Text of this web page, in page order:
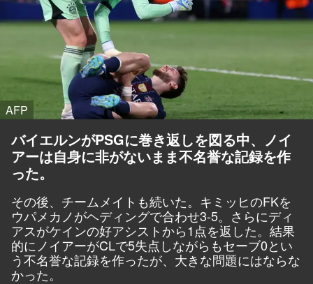
AFP
バイエルンがPSGに巻き返しを図る中、ノイ
アーは自身に非がないまま不名誉な記録を作
った。
その後、チームメイトも続いた。キミッヒのFKを
ウパメカノがヘディングで合わせ3-5。さらにディ
アスがケインの好アシストから1点を返した。結果
的にノイアーがCLで5失点しながらもセーブ0とい
う不名誉な記録を作ったが、大きな問題にはならな
かった。